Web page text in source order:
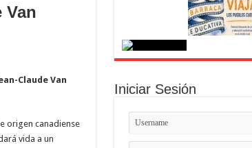
Van
Claude Van
origen canadiense
vida a un
Iniciar Sesión